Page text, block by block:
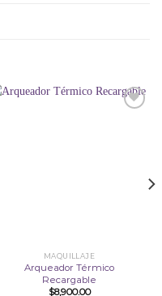
MAQUILLAJE
Arqueador Térmico
Recargable
$8,900.00